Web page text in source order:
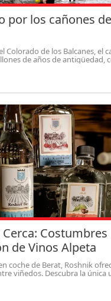
por los cañones
Colorado de los Balcanes, el
de años de antigüedad,
Costumbres
de Vinos Alpeta
coche de Berat, Roshnik
viñedos. Descubra la única